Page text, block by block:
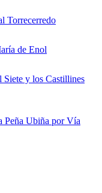
Torrecerredo
de Enol
Siete y los Castillines
Peña Ubiña por Vía